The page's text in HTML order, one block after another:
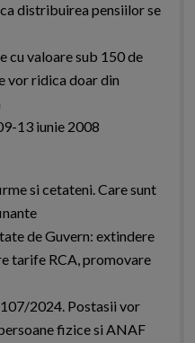
distribuirea pensiilor se
cu valoare sub 150 de
vor ridica doar din
13 iunie 2008
si cetateni. Care sunt
de Guvern: extindere
tarife RCA, promovare
2024. Postasii vor
fizice si ANAF